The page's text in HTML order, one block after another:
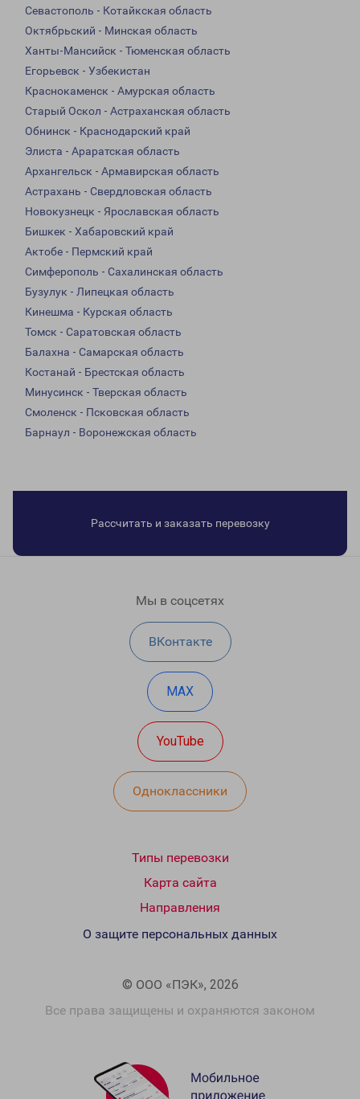
Севастополь - Котайкская область
Октябрьский - Минская область
Ханты-Мансийск - Тюменская область
Егорьевск - Узбекистан
Краснокаменск - Амурская область
Старый Оскол - Астраханская область
Обнинск - Краснодарский край
Элиста - Араратская область
Архангельск - Армавирская область
Астрахань - Свердловская область
Новокузнецк - Ярославская область
Бишкек - Хабаровский край
Актобе - Пермский край
Симферополь - Сахалинская область
Бузулук - Липецкая область
Кинешма - Курская область
Томск - Саратовская область
Балахна - Самарская область
Костанай - Брестская область
Минусинск - Тверская область
Смоленск - Псковская область
Барнаул - Воронежская область
Рассчитать и заказать перевозку
Мы в соцсетях
ВКонтакте
MAX
YouTube
Одноклассники
Типы перевозки
Карта сайта
Направления
© ООО «ПЭК», 2026
Все права защищены и охраняются законом
О защите персональных данных